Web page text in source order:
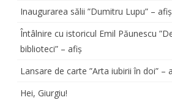
Inaugurarea sălii ”Dumitru Lupu” – afiș
Întâlnire cu istoricul Emil Păunescu
biblioteci” – afiș
Lansare de carte ”Arta iubirii în doi” –
Hei, Giurgiu!